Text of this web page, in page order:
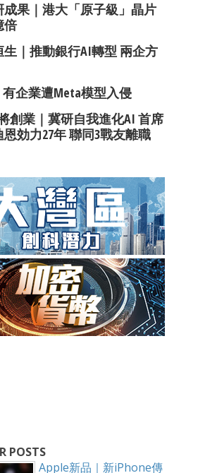
成果｜港大「原子級」晶片
倍
｜推動銀行AI轉型 兩企方
企業遭Meta模型入侵
創業｜冀研自我進化AI 首席
効力27年 聯同3戰友離職
POSTS
Apple新品｜新iPhone傳